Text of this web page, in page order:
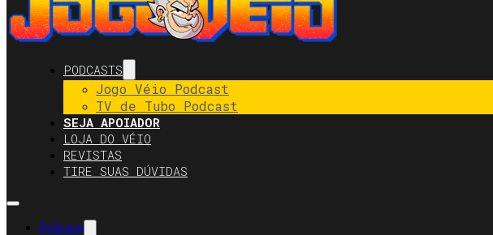
PODCASTS
Jogo Véio Podcast
TV de Tubo Podcast
SEJA APOIADOR
LOJA DO VÉIO
REVISTAS
TIRE SUAS DÚVIDAS
Podcasts